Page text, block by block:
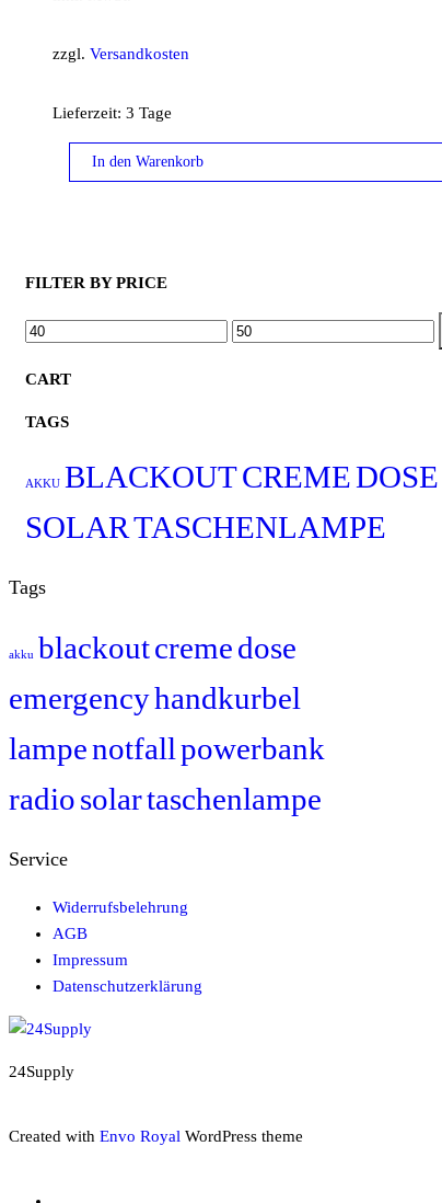
zzgl. Versandkosten
Lieferzeit: 3 Tage
In den Warenkorb
FILTER BY PRICE
MIN.
MAX.
CART
TAGS
AKKU BLACKOUTCREMEDOSE
SOLARTASCHENLAMPE
Tags
akku blackoutcremedose
emergencyhandkurbel
lampenotfallpowerbank
radiosolartaschenlampe
Service
Widerrufsbelehrung
AGB
Impressum
Datenschutzerklärung
24Supply
Created with Envo Royal WordPress theme